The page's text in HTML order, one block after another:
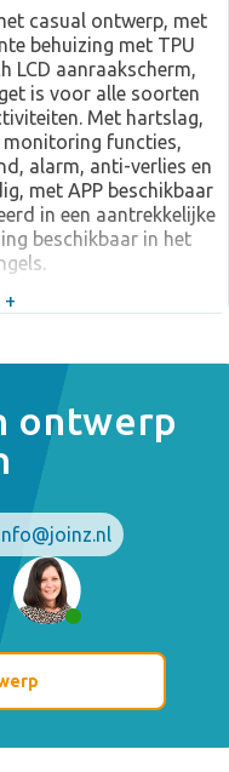
casual ontwerp, met
behuizing met TPU
LCD aanraakscherm,
is voor alle soorten
Met hartslag,
functies,
alarm, anti-verlies en
met APP beschikbaar
in een aantrekkelijke
beschikbaar in het
+
ontwerp